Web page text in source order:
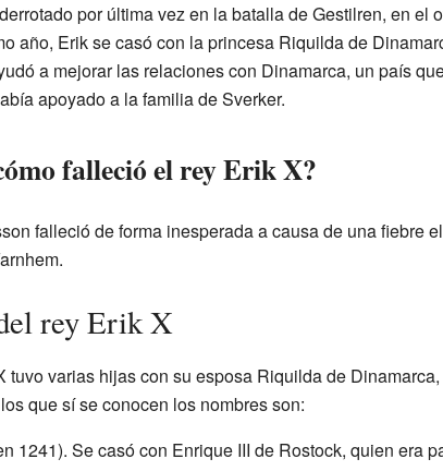
por última vez en la batalla de Gestilren, en el
año, Erik se casó con la princesa Riquilda de
a mejorar las relaciones con Dinamarca, un país
apoyado a la familia de Sverker.
falleció el rey Erik X?
falleció de forma inesperada a causa de una fiebre
rey Erik X
tuvo varias hijas con su esposa Riquilda de
que sí se conocen los nombres son:
1241). Se casó con Enrique III de Rostock, quien era